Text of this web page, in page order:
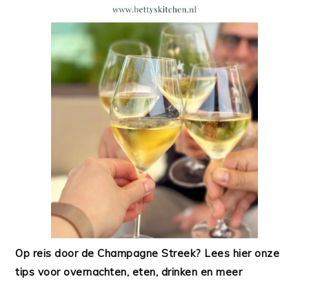
Op reis door de Champagne Streek? Lees hier onze
tips voor overnachten, eten, drinken en meer